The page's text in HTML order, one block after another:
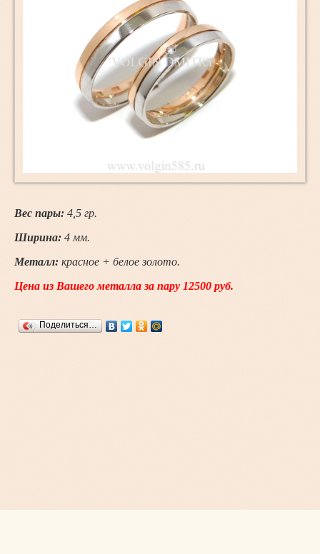
Вес пары: 4,5 гр.
Ширина: 4 мм.
Металл: красное + белое золото.
Цена из Вашего металла за пару 12500 руб.
Поделиться…